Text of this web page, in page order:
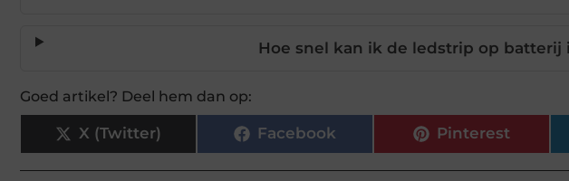
Hoe snel kan ik de ledstrip op batterij
Goed artikel? Deel hem dan op:
X (Twitter) Facebook Pinterest